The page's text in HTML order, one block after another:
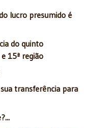
lucro presumido é
do quinto
15ª região
transferência para